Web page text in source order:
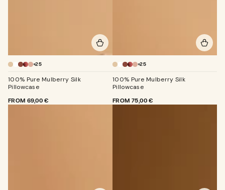
Champagne
+25
100% Pure Mulberry Silk
Pillowcase
REGULAR
FROM 69,00 €
+25
100% Pure Mulberry Silk
Pillowcase
REGULAR
FROM 75,00 €